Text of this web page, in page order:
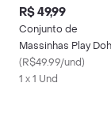
R$ 49,99
Conjunto de
Massinhas Play
Potes Hasbro
(R$49.99/und)
1 x 1 Und